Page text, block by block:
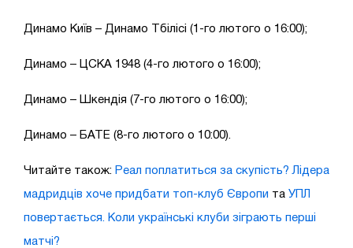
Динамо Київ – Динамо Тбілісі (1-го лютого о 16:00);
Динамо – ЦСКА 1948 (4-го лютого о 16:00);
Динамо – Шкендія (7-го лютого о 16:00);
Динамо – БАТЕ (8-го лютого о 10:00).
Читайте також: Реал поплатиться за скупість? Лідера
мадридців хоче придбати топ-клуб Європи та УПЛ
повертається. Коли українські клуби зіграють перші
матчі?